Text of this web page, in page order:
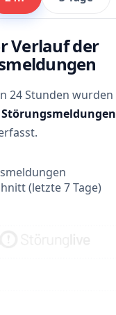
Verlauf der
24 Stunden wurden
Störungsmeldungen
(letzte 7 Tage)